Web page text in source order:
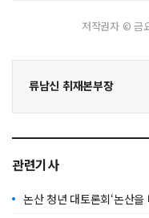
저작권자 © 금
류남신 취재본부장
관련기사
논산 청년 대토론회‘논산을